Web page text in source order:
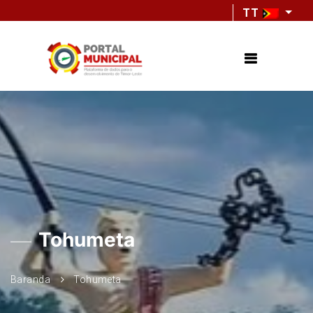
TT
Tohumeta
Baranda Tohumeta